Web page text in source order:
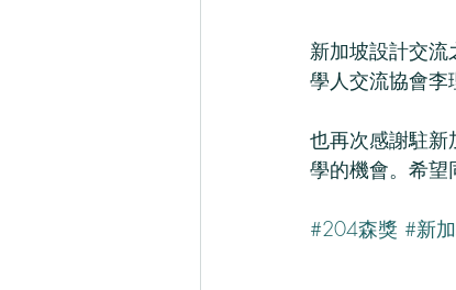
新加坡設計交
學人交流協會李
也再次感謝駐新
學的機會。希望
#204森獎 #新